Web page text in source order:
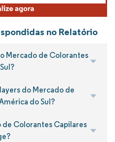
no Relatório
Mercado de Colorantes
do Mercado de
do Sul?
de Colorantes Capilares